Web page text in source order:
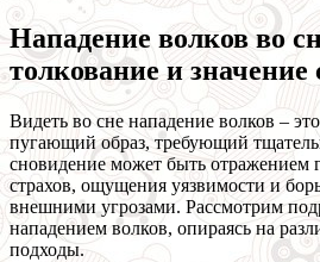
Нападение волков во
толкование и значение
Видеть во сне нападение волков –
пугающий образ, требующий
сновидение может быть отражением
страхов, ощущения уязвимости и
внешними угрозами. Рассмотрим
нападением волков, опираясь на
подходы.